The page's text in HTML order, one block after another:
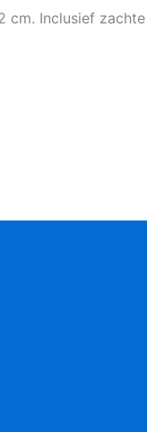
cm. Inclusief